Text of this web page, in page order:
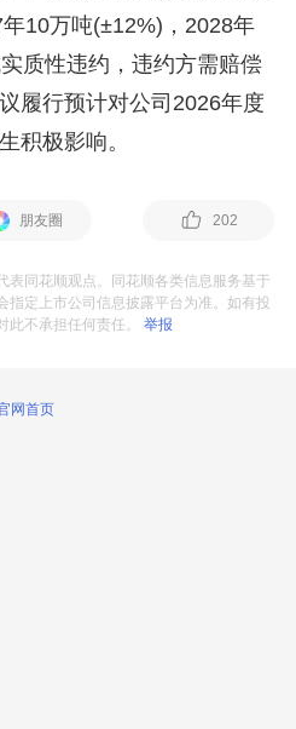
10万吨(±12%)，2028年
质性违约，违约方需赔偿
履行预计对公司2026年度
积极影响。
朋友圈 202
表同花顺观点。同花顺各类信息服务基于
指定上市公司信息披露平台为准。如有投
此不承担任何责任。举报
网首页